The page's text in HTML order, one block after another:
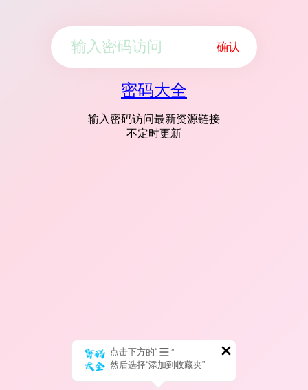
确认
密码大全
输入密码访问最新资源链接
不定时更新
点击下方的“
”
然后选择“添加到收藏夹”